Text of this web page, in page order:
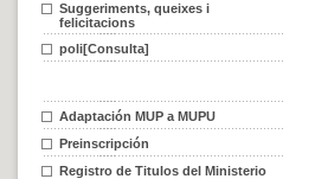
Suggeriments, queixes i
felicitacions
poli[Consulta]
Adaptación MUP a MUPU
Preinscripción
Registro de Titulos del Ministerio